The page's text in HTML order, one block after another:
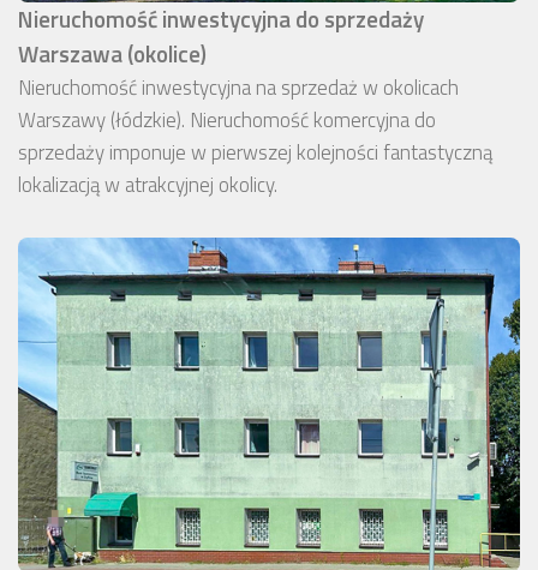
Nieruchomość inwestycyjna do sprzedaży
Warszawa (okolice)
Nieruchomość inwestycyjna na sprzedaż w okolicach
Warszawy (łódzkie). Nieruchomość komercyjna do
sprzedaży imponuje w pierwszej kolejności fantastyczną
lokalizacją w atrakcyjnej okolicy.